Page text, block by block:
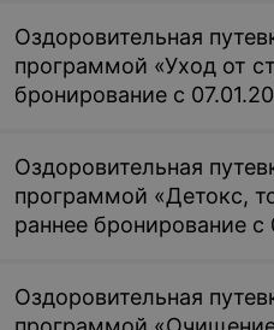
Оздоровительная
программой «Уход от
бронирование с
Оздоровительная
программой «Детокс,
раннее бронирование с
Оздоровительная